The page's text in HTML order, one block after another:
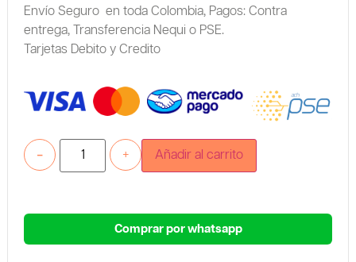
Envío Seguro en toda Colombia, Pagos: Contra
entrega,
Transferencia Nequi o PSE.
Tarjetas Debito y Credito
+
- Añadir al carrito
Comprar por whatsapp